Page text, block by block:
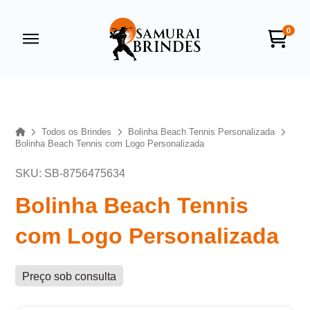
0
HomeTodos os Brindes
Bolinha Beach Tennis Personalizada
Bolinha Beach Tennis com Logo Personalizada
SKU: SB-8756475634
Bolinha Beach Tennis
com Logo Personalizada
Preço sob consulta